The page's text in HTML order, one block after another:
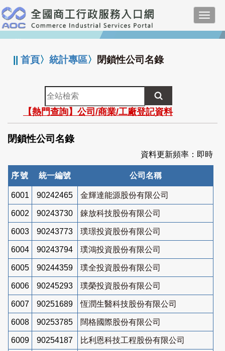
跳
到
主
要
:::
||首頁〉統計專區〉 閉鎖性公司名錄
全
站
檢
索
【熱門查詢】公司/商業/工廠登記資料
閉鎖性公司名錄
資料更新頻率：即時
序號 統一編號 公司名稱
6001 90242465 金輝達能源股份有限公司
6002 90243730 錸放科技股份有限公司
6003 90243773 璞璟投資股份有限公司
6004 90243794 璞鴻投資股份有限公司
6005 90244359 璞全投資股份有限公司
6006 90245293 璞榮投資股份有限公司
6007 90251689 恆潤生醫科技股份有限公司
6008 90253785 闊格國際股份有限公司
6009 90254187 比利恩科技工程股份有限公司